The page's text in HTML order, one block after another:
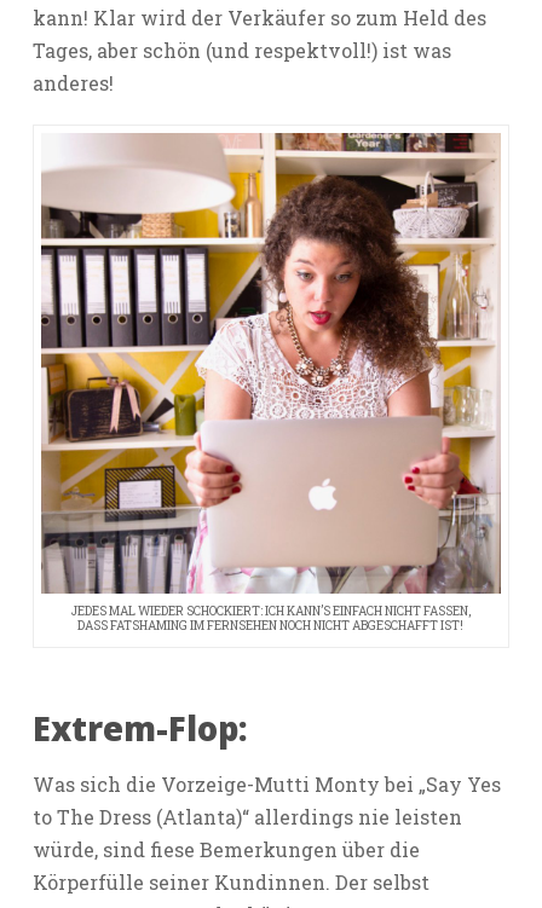
kann! Klar wird der Verkäufer so zum Held des
Tages, aber schön (und respektvoll!) ist was
anderes!
JEDES MAL WIEDER SCHOCKIERT: ICH KANN’S EINFACH NICHT FASSEN,
DASS FATSHAMING IM FERNSEHEN NOCH NICHT ABGESCHAFFT IST!
Extrem-Flop:
Was sich die Vorzeige-Mutti Monty bei „Say Yes
to The Dress (Atlanta)“ allerdings nie leisten
würde, sind fiese Bemerkungen über die
Körperfülle seiner Kundinnen. Der selbst